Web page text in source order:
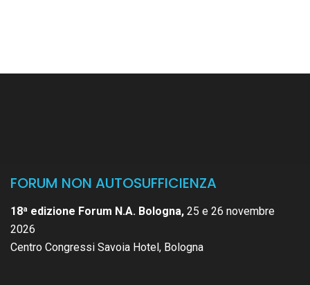
FORUM NON AUTOSUFFICIENZA
18ª edizione Forum N.A. Bologna, 25 e 26 novembre
2026
Centro Congressi Savoia Hotel, Bologna